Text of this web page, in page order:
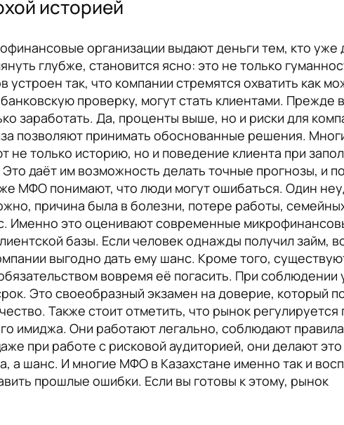
историей
организации выдают деньги тем, кто уже
глубже, становится ясно: это не только
так, что компании стремятся охватить как
проверку, могут стать клиентами. Прежде
заработать. Да, проценты выше, но и риски для
позволяют принимать обоснованные решения.
только историю, но и поведение клиента при
даёт им возможность делать точные прогнозы, и
МФО понимают, что люди могут ошибаться. Один
причина была в болезни, потере работы,
Именно это оценивают современные
базы. Если человек однажды получил займ,
выгодно дать ему шанс. Кроме того,
вовремя её погасить. При соблюдении
Это своеобразный экзамен на доверие, который
Также стоит отметить, что рынок регулируется
имиджа. Они работают легально, соблюдают
при работе с рисковой аудиторией, они делают
а шанс. И многие МФО в Казахстане именно так и
прошлые ошибки. Если вы готовы к этому, рынок